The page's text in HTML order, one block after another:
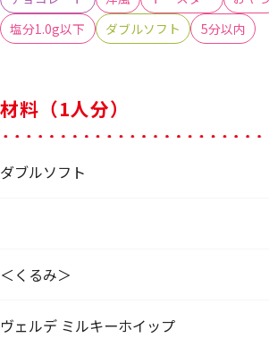
塩分1.0g以下
ダブルソフト 5分以内
材料（1人分）
ダブルソフト
＜くるみ＞
ヴェルデ ミルキーホイップ